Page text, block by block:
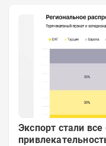
Экспорт стали